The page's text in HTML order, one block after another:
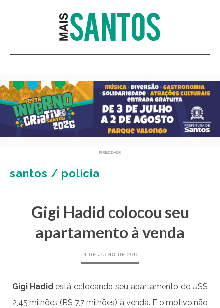
PUBLICIDADE
santos / polícia
Gigi Hadid colocou seu
apartamento à venda
14 DE JULHO DE 2015
Gigi Hadid está colocando seu apartamento de US$
2,45 milhões (R$ 7,7 milhões) à venda. E o motivo não